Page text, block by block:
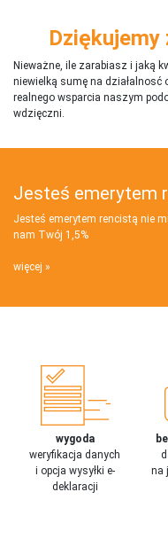
Dziękujemy
Nieważne, ile zarabiasz i jaką
niewielką sumę na
realnego wsparcia naszym
wdzięczni.
Jesteś emerytem
Jesteś emerytem rencistą nie
nam Twój 1,5%
więcej
wygoda
weryfikacja danych
i opcja wysyłki e-
deklaracji
na